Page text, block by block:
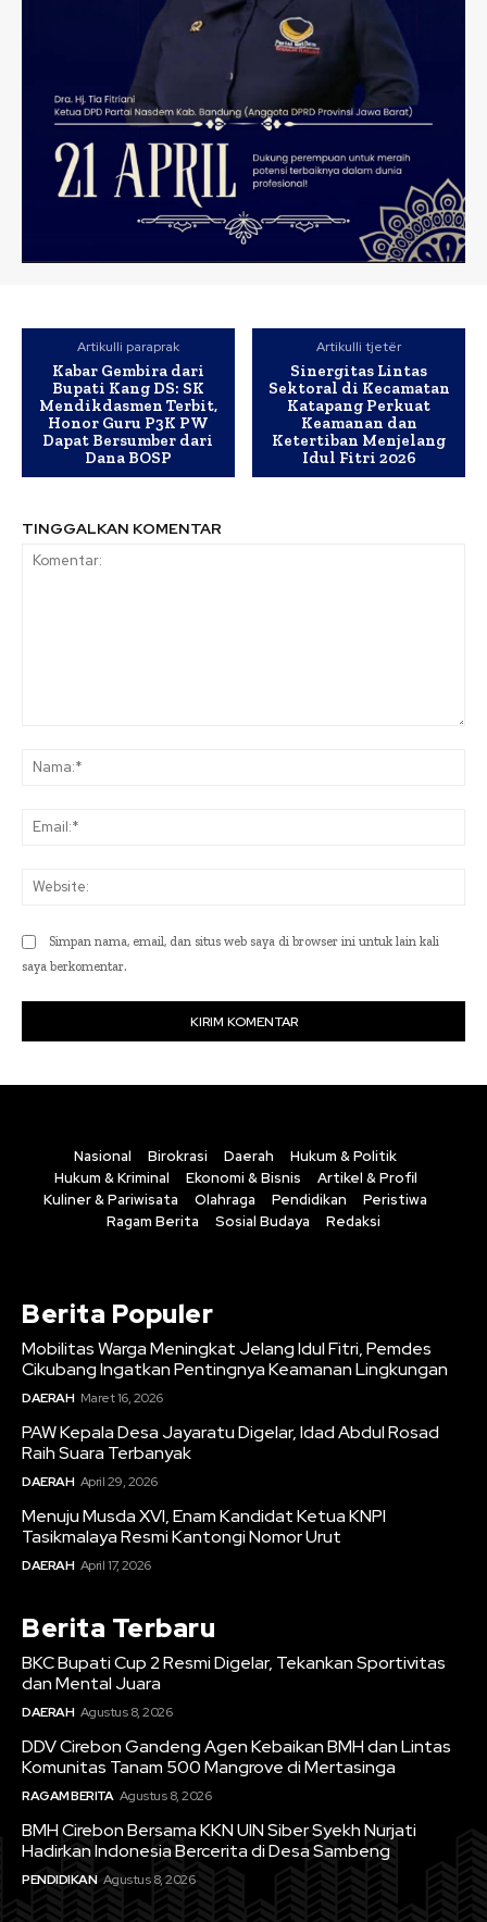
Artikulli paraprak
Kabar Gembira dari
Bupati Kang DS: SK
Mendikdasmen Terbit,
Honor Guru P3K PW
Dapat Bersumber dari
Dana BOSP
Artikulli tjetër
Sinergitas Lintas
Sektoral di Kecamatan
Katapang Perkuat
Keamanan dan
Ketertiban Menjelang
Idul Fitri 2026
TINGGALKAN KOMENTAR
Simpan nama, email, dan situs web saya di browser ini untuk lain kali
saya berkomentar.
Nasional Birokrasi Daerah
Hukum & Politik
Hukum & Kriminal
Ekonomi & Bisnis
Artikel & Profil
Kuliner & Pariwisata
Olahraga Pendidikan
Peristiwa
Ragam Berita
Sosial Budaya Redaksi
Berita Populer
Mobilitas Warga Meningkat Jelang Idul Fitri, Pemdes
Cikubang Ingatkan Pentingnya Keamanan Lingkungan
DAERAH Maret 16, 2026
PAW Kepala Desa Jayaratu Digelar, Idad Abdul Rosad
Raih Suara Terbanyak
DAERAH April 29, 2026
Menuju Musda XVI, Enam Kandidat Ketua KNPI
Tasikmalaya Resmi Kantongi Nomor Urut
DAERAH April 17, 2026
Berita Terbaru
BKC Bupati Cup 2 Resmi Digelar, Tekankan Sportivitas
dan Mental Juara
DAERAH Agustus 8, 2026
DDV Cirebon Gandeng Agen Kebaikan BMH dan Lintas
Komunitas Tanam 500 Mangrove di Mertasinga
RAGAM BERITA Agustus 8, 2026
BMH Cirebon Bersama KKN UIN Siber Syekh Nurjati
Hadirkan Indonesia Bercerita di Desa Sambeng
PENDIDIKAN Agustus 8, 2026